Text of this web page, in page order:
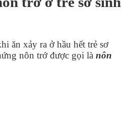
ăn xảy ra ở hầu hết trẻ sơ
nôn trớ được gọi là nôn